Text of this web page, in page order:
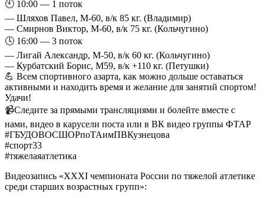
🕙️ 10:00 — 1 поток
— Шляхов Павел, М-60, в/к 85 кг. (Владимир)
— Смирнов Виктор, М-60, в/к 75 кг. (Кольчугино)
🕓️ 16:00 — 3 поток
— Лигай Александр, М-50, в/к 60 кг. (Кольчугино)
— Курбатский Борис, М59, в/к +110 кг. (Петушки)
💪 Всем спортивного азарта, как можно дольше оставаться
активными и находить время и желание для занятий спортом!
Удачи!
📹Следите за прямыми трансляциями и болейте вместе с
нами, видео в карусели поста или в ВК видео группы ФТАР
#ГБУДОВОСШОРпоТАимПВКузнецова
#спорт33
#тяжелаяатлетика
Видеозапись «ХХХI чемпионата России по тяжелой атлетике
среди старших возрастных групп»: